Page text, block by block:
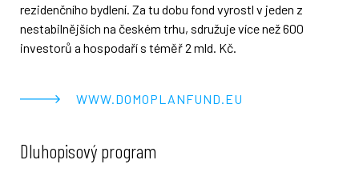
rezidenčního bydlení. Za tu dobu fond vyrostl v jeden z
nestabilnějších na českém trhu, sdružuje více než 600
investorů a hospodaří s téměř 2 mld. Kč.
WWW.DOMOPLANFUND.EU
Dluhopisový program